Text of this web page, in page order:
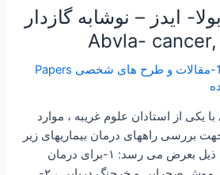
ایدز – نوشابه گازدار
1-مقالات و طرح های شخصی Papers
یکی از استادان علوم غریبه ، موارد
بررسی راههای درمان بیماریهای زیر
عنوان فرمودند که بشرح ذیل بعرض می رسد: ۱-برای درمان